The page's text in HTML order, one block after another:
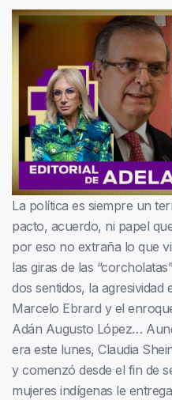
La política es siempre un
pacto, acuerdo, ni papel
por eso no extraña lo que
las giras de las
dos sentidos, la agresividad
Marcelo Ebrard y el
Adán Augusto López…
era este lunes, Claudia
y comenzó desde el fin de
mujeres indígenas le